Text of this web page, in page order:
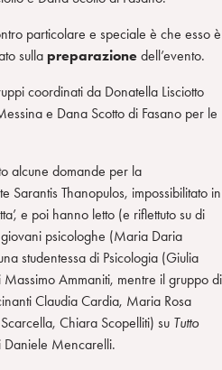
particolare e speciale è che esso è
sulla preparazione dell’evento.
coordinati da Donatella Lisciotto
e Dana Scotto di Fasano per le
alcune domande per la
Sarantis Thanopulos, impossibilitato in
e poi hanno letto (e riflettuto su di
psicologhe (Maria Daria
studentessa di Psicologia (Giulia
Ammaniti, mentre il gruppo di
Claudia Cardia, Maria Rosa
Chiara Scopelliti) su Tutto
Mencarelli.